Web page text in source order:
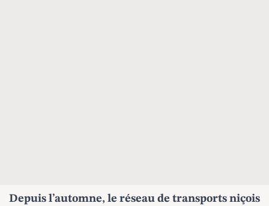
Depuis l’automne, le réseau de transports niçois